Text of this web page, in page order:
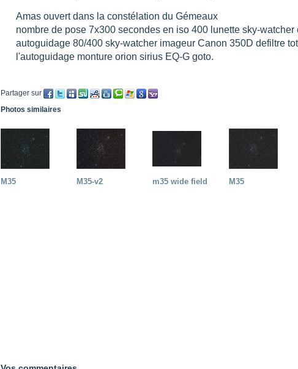
Amas ouvert dans la constélation du Gémeaux
nombre de pose 7x300 secondes en iso 400 lunette sky-
autoguidage 80/400 sky-watcher imageur Canon 350D defiltre
l'autoguidage monture orion sirius EQ-G goto.
Partager sur
Photos similaires
M35 M35-v2 m35 wide field M35